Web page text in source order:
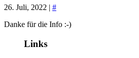
26. Juli, 2022 | #
Danke für die Info :-)
Links